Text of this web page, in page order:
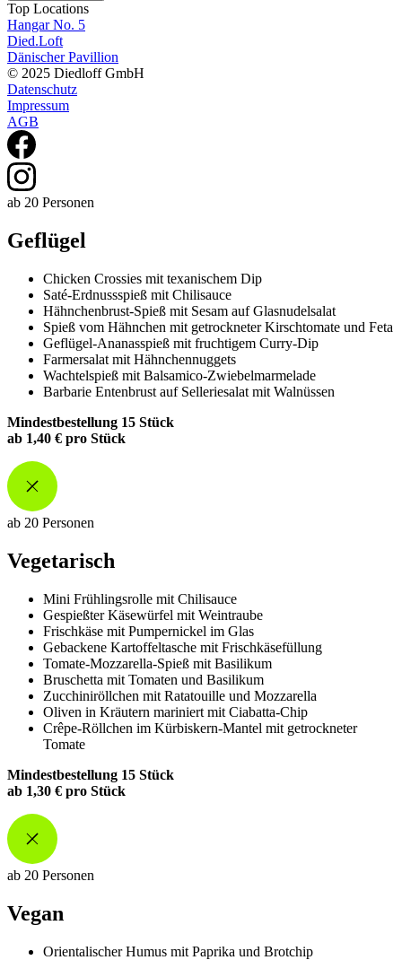
Top Locations
Hangar No. 5
Died.Loft
Dänischer Pavillion
© 2025 Diedloff GmbH
Datenschutz
Impressum
AGB
ab 20 Personen
Geflügel
Chicken Crossies mit texanischem Dip
Saté-Erdnussspieß mit Chilisauce
Hähnchenbrust-Spieß mit Sesam auf Glasnudelsalat
Spieß vom Hähnchen mit getrockneter Kirschtomate und Feta
Geflügel-Ananasspieß mit fruchtigem Curry-Dip
Farmersalat mit Hähnchennuggets
Wachtelspieß mit Balsamico-Zwiebelmarmelade
Barbarie Entenbrust auf Selleriesalat mit Walnüssen
Mindestbestellung 15 Stück
ab 1,40 € pro Stück
ab 20 Personen
Vegetarisch
Mini Frühlingsrolle mit Chilisauce
Gespießter Käsewürfel mit Weintraube
Frischkäse mit Pumpernickel im Glas
Gebackene Kartoffeltasche mit Frischkäsefüllung
Tomate-Mozzarella-Spieß mit Basilikum
Bruschetta mit Tomaten und Basilikum
Zucchiniröllchen mit Ratatouille und Mozzarella
Oliven in Kräutern mariniert mit Ciabatta-Chip
Crêpe-Röllchen im Kürbiskern-Mantel mit getrockneter
Tomate
Mindestbestellung 15 Stück
ab 1,30 € pro Stück
ab 20 Personen
Vegan
Orientalischer Humus mit Paprika und Brotchip